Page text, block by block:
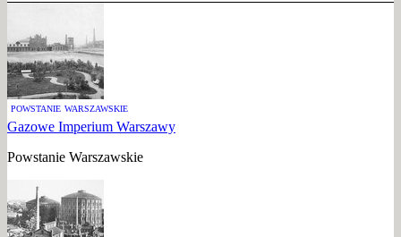
POWSTANIE WARSZAWSKIE
Gazowe Imperium Warszawy
Powstanie Warszawskie